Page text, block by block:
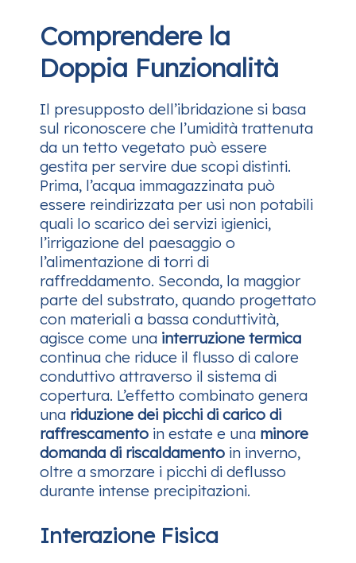
Comprendere la
Doppia Funzionalità
Il presupposto dell’ibridazione si basa
sul riconoscere che l’umidità trattenuta
da un tetto vegetato può essere
gestita per servire due scopi distinti.
Prima, l’acqua immagazzinata può
essere reindirizzata per usi non potabili
quali lo scarico dei servizi igienici,
l’irrigazione del paesaggio o
l’alimentazione di torri di
raffreddamento. Seconda, la maggior
parte del substrato, quando progettato
con materiali a bassa conduttività,
agisce come una interruzione termica
continua che riduce il flusso di calore
conduttivo attraverso il sistema di
copertura. L’effetto combinato genera
una riduzione dei picchi di carico di
raffrescamento in estate e una minore
domanda di riscaldamento in inverno,
oltre a smorzare i picchi di deflusso
durante intense precipitazioni.
Interazione Fisica